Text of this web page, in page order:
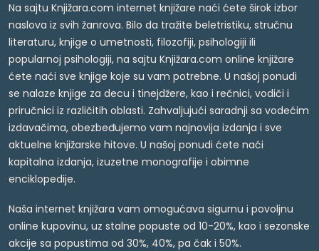
Na sajtu Knjižara.com internet knjižare naći ćete širok izbor
naslova iz svih žanrova. Bilo da tražite beletristiku, stručnu
literaturu, knjige o umetnosti, filozofiji, psihologiji ili
popularnoj psihologiji, na sajtu Knjižara.com online knjižare
ćete naći sve knjige koje su vam potrebne. U našoj ponudi
se nalaze knjige za decu i tinejdžere, kao i rečnici, vodiči i
priručnici iz različitih oblasti. Zahvaljujući saradnji sa vodećim
izdavačima, obezbeđujemo vam najnovija izdanja i sve
aktuelne knjižarske hitove. U našoj ponudi ćete naći
kapitalna izdanja, izuzetne monografije i obimne
enciklopedije.
Naša internet knjižara vam omogućava sigurnu i povoljnu
online kupovinu, uz stalne popuste od 10-20%, kao i sezonske
akcije sa popustima od 30%, 40%, pa čak i 50%.